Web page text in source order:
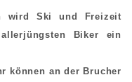
wird Ski und Freizeit
Biker ein
können an der Brucher